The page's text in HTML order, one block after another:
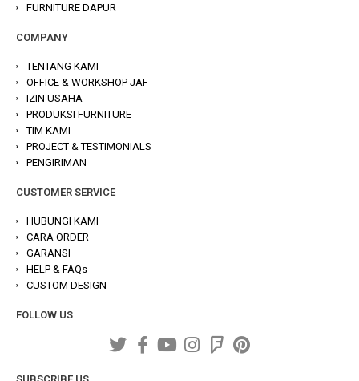
FURNITURE DAPUR
COMPANY
TENTANG KAMI
OFFICE & WORKSHOP JAF
IZIN USAHA
PRODUKSI FURNITURE
TIM KAMI
PROJECT & TESTIMONIALS
PENGIRIMAN
CUSTOMER SERVICE
HUBUNGI KAMI
CARA ORDER
GARANSI
HELP & FAQs
CUSTOM DESIGN
FOLLOW US